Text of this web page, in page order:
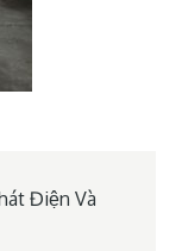
Điện Và